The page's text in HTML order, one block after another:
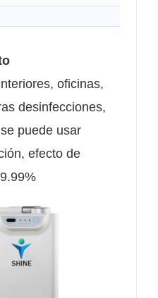
oficinas,
desinfecciones,
puede usar
efecto de